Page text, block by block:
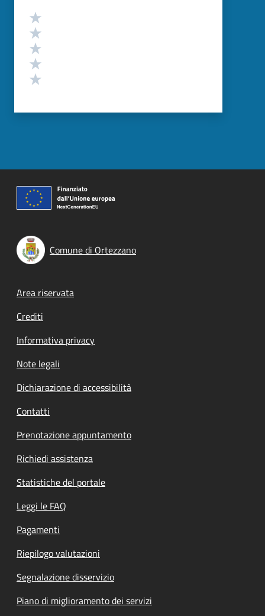
Valutazione
Comune di Ortezzano
Footer menu
Area riservata
Crediti
Informativa privacy
Note legali
Dichiarazione di accessibilità
Contatti
Prenotazione appuntamento
Richiedi assistenza
Statistiche del portale
Leggi le FAQ
Pagamenti
Riepilogo valutazioni
Segnalazione disservizio
Piano di miglioramento dei servizi